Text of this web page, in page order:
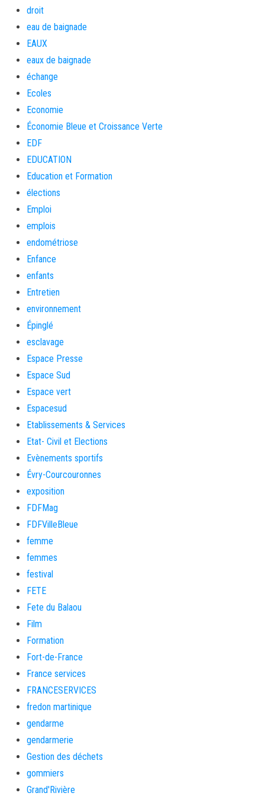
droit
eau de baignade
EAUX
eaux de baignade
échange
Ecoles
Economie
Économie Bleue et Croissance Verte
EDF
EDUCATION
Education et Formation
élections
Emploi
emplois
endométriose
Enfance
enfants
Entretien
environnement
Épinglé
esclavage
Espace Presse
Espace Sud
Espace vert
Espacesud
Etablissements & Services
Etat- Civil et Elections
Evènements sportifs
Évry-Courcouronnes
exposition
FDFMag
FDFVilleBleue
femme
femmes
festival
FETE
Fete du Balaou
Film
Formation
Fort-de-France
France services
FRANCESERVICES
fredon martinique
gendarme
gendarmerie
Gestion des déchets
gommiers
Grand'Rivière